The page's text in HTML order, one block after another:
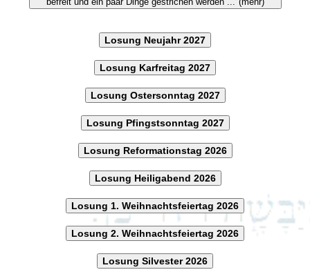
Losung Neujahr 2027
Losung Karfreitag 2027
Losung Ostersonntag 2027
Losung Pfingstsonntag 2027
Losung Reformationstag 2026
Losung Heiligabend 2026
Losung 1. Weihnachtsfeiertag 2026
Losung 2. Weihnachtsfeiertag 2026
Losung Silvester 2026